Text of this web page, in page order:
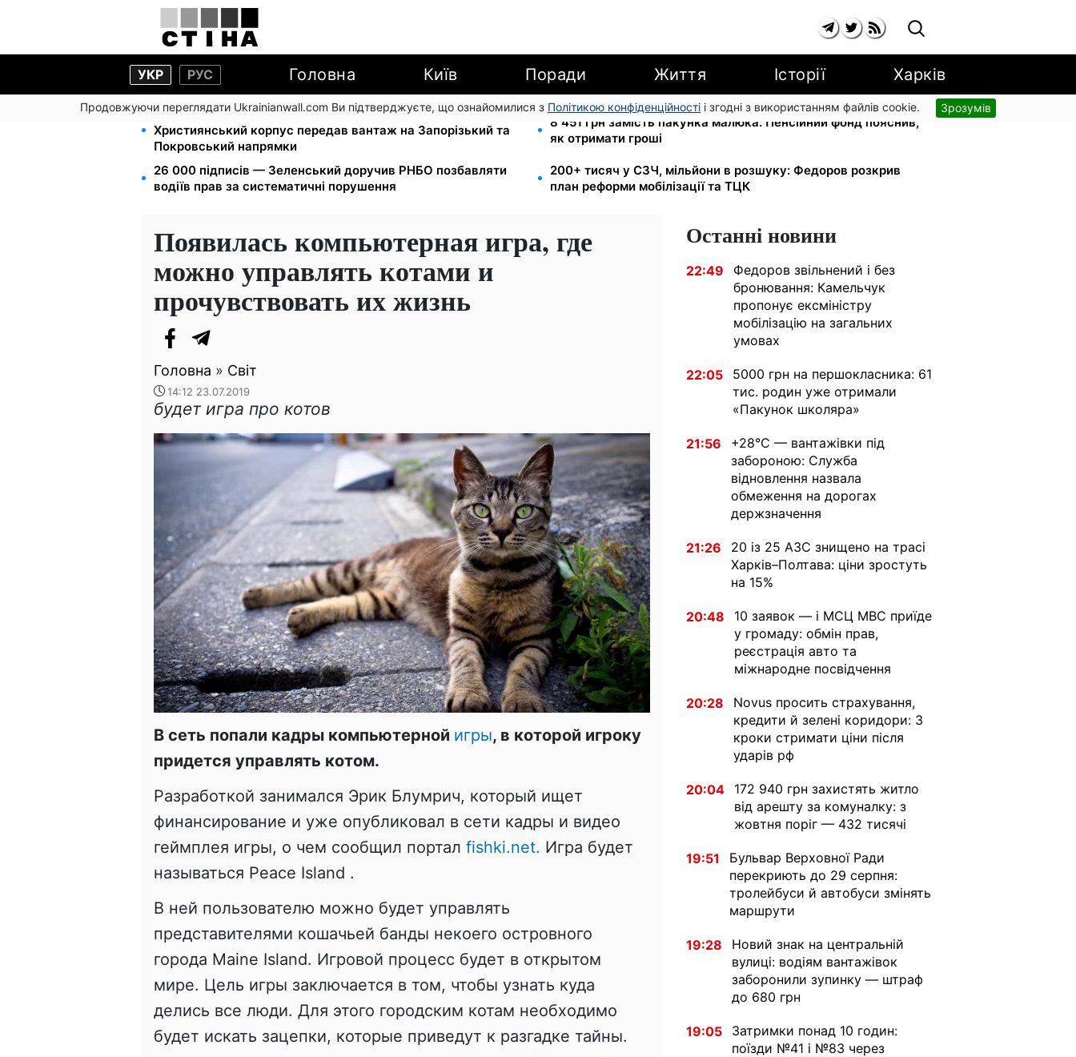
УКР РУС Головна Київ Поради Життя Історії Харків
Продовжуючи переглядати Ukrainianwall.com Ви підтверджуєте, що ознайомилися з Політикою конфіденційності і згодні з використанням файлів cookie. Зрозумів
Мавіки, зарядні станції та апарати для реанімації:
Християнський корпус передав вантаж на Запорізький та
Покровський напрямки
8 451 грн замість пакунка малюка: Пенсійний фонд пояснив,
як отримати гроші
26 000 підписів — Зеленський доручив РНБО позбавляти
водіїв прав за систематичні порушення
200+ тисяч у СЗЧ, мільйони в розшуку: Федоров розкрив
план реформи мобілізації та ТЦК
Появилась компьютерная игра, где
можно управлять котами и
прочувствовать их жизнь
Головна » Світ
14:12 23.07.2019
будет игра про котов
В сеть попали кадры компьютерной игры, в которой игроку
придется управлять котом.
Разработкой занимался Эрик Блумрич, который ищет
финансирование и уже опубликовал в сети кадры и видео
геймплея игры, о чем сообщил портал fishki.net. Игра будет
называться Peace Island .
В ней пользователю можно будет управлять
представителями кошачьей банды некоего островного
города Maine Island. Игровой процесс будет в открытом
мире. Цель игры заключается в том, чтобы узнать куда
делись все люди. Для этого городским котам необходимо
будет искать зацепки, которые приведут к разгадке тайны.
Останні новини
22:49
Федоров звільнений і без
бронювання: Камельчук
пропонує ексміністру
мобілізацію на загальних
умовах
22:05
5000 грн на першокласника: 61
тис. родин уже отримали
«Пакунок школяра»
21:56
+28°C — вантажівки під
забороною: Служба
відновлення назвала
обмеження на дорогах
держзначення
21:26
20 із 25 АЗС знищено на трасі
Харків–Полтава: ціни зростуть
на 15%
20:48
10 заявок — і МСЦ МВС приїде
у громаду: обмін прав,
реєстрація авто та
міжнародне посвідчення
20:28
Novus просить страхування,
кредити й зелені коридори: 3
кроки стримати ціни після
ударів рф
20:04
172 940 грн захистять житло
від арешту за комуналку: з
жовтня поріг — 432 тисячі
19:51
Бульвар Верховної Ради
перекриють до 29 серпня:
тролейбуси й автобуси змінять
маршрути
19:28
Новий знак на центральній
вулиці: водіям вантажівок
заборонили зупинку — штраф
до 680 грн
19:05
Затримки понад 10 годин:
поїзди №41 і №83 через